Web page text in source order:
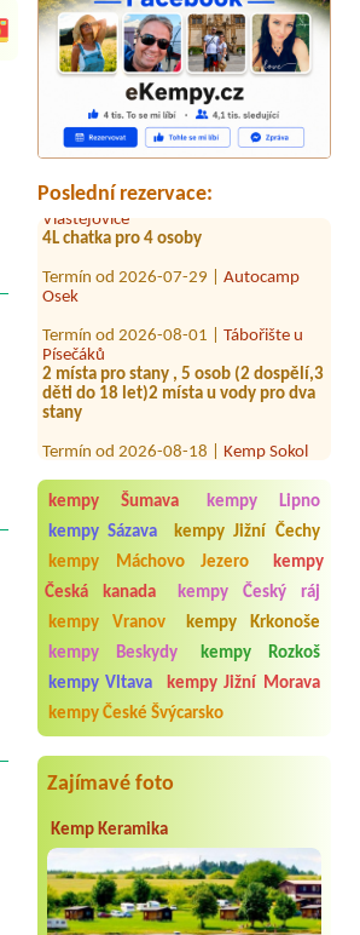
Poslední rezervace:
Termín od 2026-08-01 |Chatový
tábor Úsvit - Vanov
2 osoby
Termín od 2026-07-20 |Autokemp
Buňkov
apartmán - 2 osoby (1 vozíčkář)
Vlastějovice
Termín od 2026-07-29 |
Termín od 2026-08-01 |
2 místa pro stany , 5 osob (2 dospělí,3
děti do 18 let)2 místa u vody pro dva
stany
Termín od 2026-08-18 |
3x 4 lůžková chata
Termín od 2026-08-16 |Kemp Rusava
přístupem k el. přípojce, dva dospělí
Termín od 2026-07-31 |
Adéla
3 místa pro stany + 4 dospělí + 4 děti
Termín od 2026-07-29 |Hotel a kemp
Formule***
kempy Šumava
kempy Lipno
kempy Sázava
kempy Jižní Čechy
kempy Máchovo Jezero
kempy
Česká kanada
kempy Český ráj
kempy Vranov
kempy Krkonoše
kempy Beskydy
kempy Rozkoš
kempy Vltava
kempy Jižní Morava
kempy České Švýcarsko
Zajímavé foto
Kemp Keramika